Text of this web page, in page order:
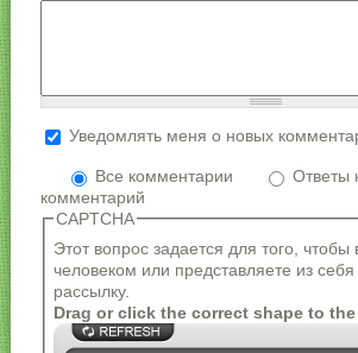
Более подробная информация о
Формат текста
Адреса страниц и электронной
автоматически преобразуются в
Разрешённые HTML-теги: <a>
<blockquote> <code> <ul> <ol>
Строки и параграфы
Уведомлять меня о новых
Все комментарии
Ответы
комментарий
CAPTCHA
Этот вопрос задается для того,
человеком или представляете из
рассылку.
Drag or click the correct shape to